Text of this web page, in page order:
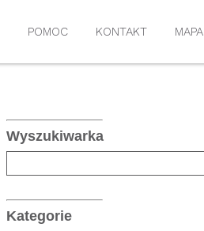
POMOC KONTAKT MAPA
Wyszukiwarka
Kategorie